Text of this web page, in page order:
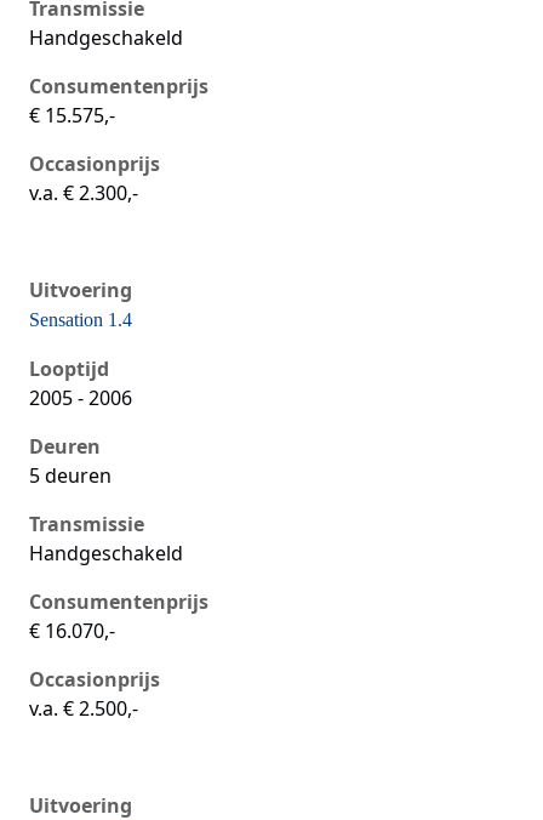
Transmissie
Handgeschakeld
Consumentenprijs
€ 15.575,-
Occasionprijs
v.a. € 2.300,-
Uitvoering
Seat Ibiza iii, 1.4, 74 kW, Benzine, 5 deuren
Sensation 1.4
Looptijd
2005 - 2006
Deuren
5 deuren
Transmissie
Handgeschakeld
Consumentenprijs
€ 16.070,-
Occasionprijs
v.a. € 2.500,-
Uitvoering